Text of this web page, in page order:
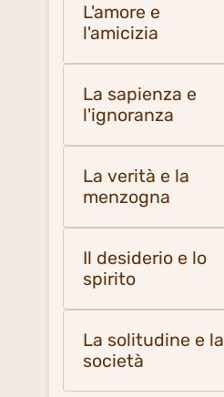
L'amore e
l'amicizia
La sapienza e
l'ignoranza
La verità e la
menzogna
Il desiderio e lo
spirito
La solitudine e la
società